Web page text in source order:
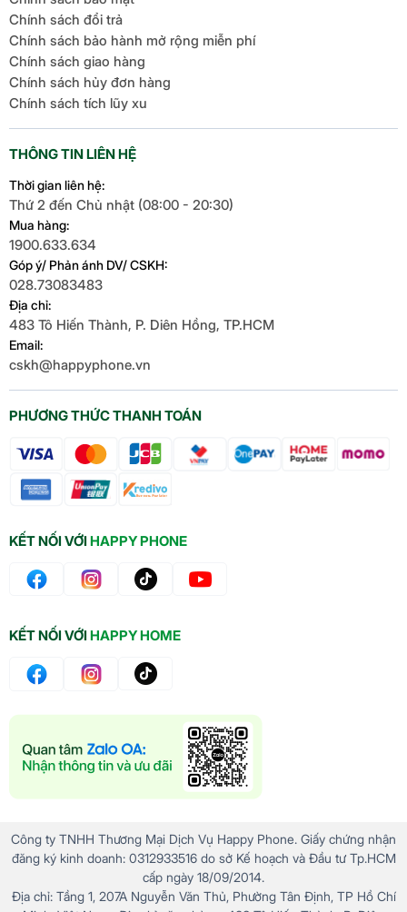
PHƯƠNG THỨC THANH TOÁN
KẾT NỐI VỚIHAPPY PHONE
Chính sách đổi trả
Chính sách bảo hành mở rộng miễn phí
Chính sách giao hàng
Chính sách hủy đơn hàng
Chính sách tích lũy xu
THÔNG TIN LIÊN HỆ
Thời gian liên hệ:
Thứ 2 đến Chủ nhật (08:00 - 20:30)
Mua hàng:
1900.633.634
Góp ý/ Phản ánh DV/ CSKH:
028.73083483
Địa chỉ:
483 Tô Hiến Thành, P. Diên Hồng, TP.HCM
Email:
cskh@happyphone.vn
KẾT NỐI VỚIHAPPY HOME
Công ty TNHH Thương Mại Dịch Vụ Happy Phone. Giấy chứng nhận
đăng ký kinh doanh: 0312933516 do sở Kế hoạch và Đầu tư Tp.HCM
cấp ngày 18/09/2014.
Địa chỉ: Tầng 1, 207A Nguyễn Văn Thủ, Phường Tân Định, TP Hồ Chí